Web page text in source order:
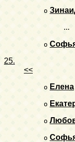
o
...
o
25.
<<
o Елена
o
o
o